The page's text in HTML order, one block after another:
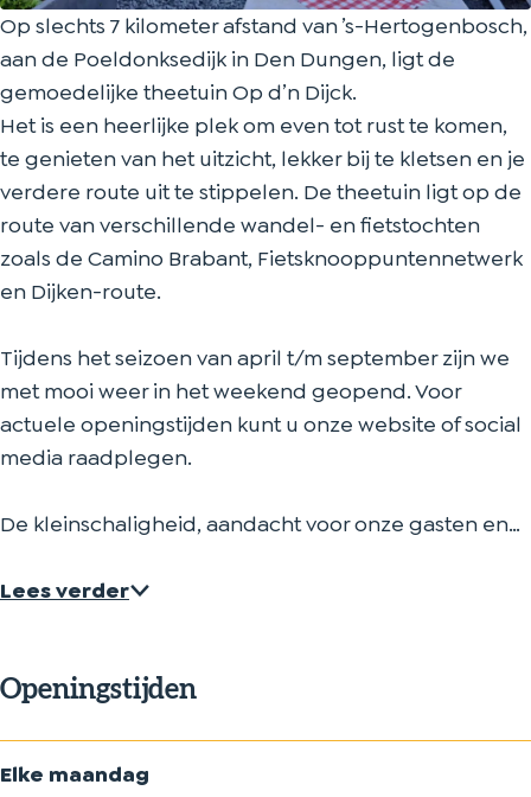
k
j
c
k
i
c
k
k
D
i
j
c
k
Op slechts 7 kilometer afstand van ’s-Hertogenbosch,
aan de Poeldonksedijk in Den Dungen, ligt de
gemoedelijke theetuin Op d’n Dijck.
Het is een heerlijke plek om even tot rust te komen,
te genieten van het uitzicht, lekker bij te kletsen en je
verdere route uit te stippelen. De theetuin ligt op de
route van verschillende wandel- en fietstochten
zoals de Camino Brabant, Fietsknooppuntennetwerk
en Dijken-route.
Tijdens het seizoen van april t/m september zijn we
met mooi weer in het weekend geopend. Voor
actuele openingstijden kunt u onze website of social
media raadplegen.
De kleinschaligheid, aandacht voor onze gasten en…
Lees verder
Openingstijden
Elke maandag